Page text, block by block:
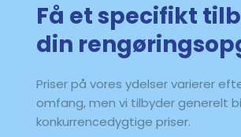
Få et specifikt
din
Priser på vores ydelser varierer
omfang, men vi tilbyder generelt
konkurrencedygtige priser.